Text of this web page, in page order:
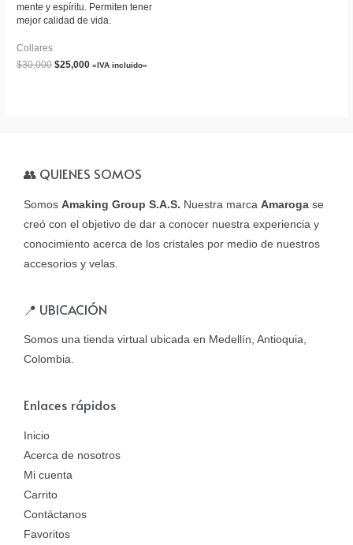
mente y espíritu. Permiten tener
mejor calidad de vida.
Collares
$30,000 $25,000 «IVA incluido»
👥 QUIENES SOMOS
Somos Amaking Group S.A.S. Nuestra marca Amaroga se
creó con el objetivo de dar a conocer nuestra experiencia y
conocimiento acerca de los cristales por medio de nuestros
accesorios y velas.
📍 UBICACIÓN
Somos una tienda virtual ubicada en Medellín, Antioquia,
Colombia.
Enlaces rápidos
Inicio
Acerca de nosotros
Mi cuenta
Carrito
Contáctanos
Favoritos